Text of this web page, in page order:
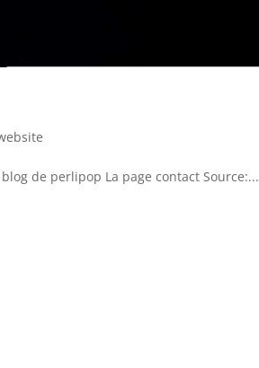
de perlipop La page contact Source:...